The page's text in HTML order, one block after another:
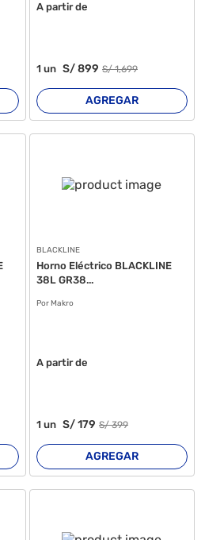
A partir de
1 un S/899 S/1,699
AGREGAR
BLACKLINE
Horno Eléctrico BLACKLINE
38L GR38...
Por Makro
A partir de
1 un S/179 S/399
AGREGAR